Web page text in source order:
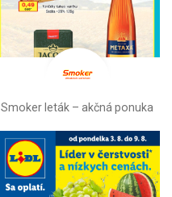
Smoker leták – akčná ponuka